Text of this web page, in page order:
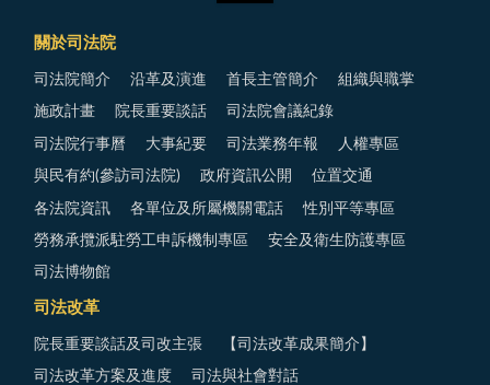
關於司法院
司法院簡介 沿革及演進 首長主管簡介 組織與職掌
施政計畫 院長重要談話 司法院會議紀錄
司法院行事曆 大事紀要 司法業務年報 人權專區
與民有約(參訪司法院) 政府資訊公開 位置交通
各法院資訊 各單位及所屬機關電話 性別平等專區
勞務承攬派駐勞工申訴機制專區 安全及衛生防護專區
司法博物館
司法改革
院長重要談話及司改主張 【司法改革成果簡介】
司法改革方案及進度 司法與社會對話